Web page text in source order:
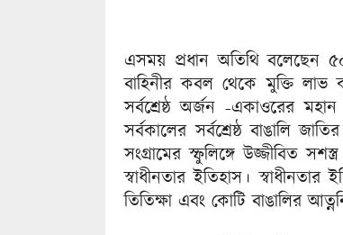
এসময় প্রধান অতিথি বলেছেন
বাহিনীর কবল থেকে মুক্তি লাভ
সর্বশ্রেষ্ঠ অর্জন -একাওরের মহান
সর্বকালের সর্বশ্রেষ্ঠ বাঙালি
সংগ্রামের স্ফুলিঙ্গে উজ্জীবিত
স্বাধীনতার ইতিহাস।
তিতিক্ষা এবং কোটি বাঙালির